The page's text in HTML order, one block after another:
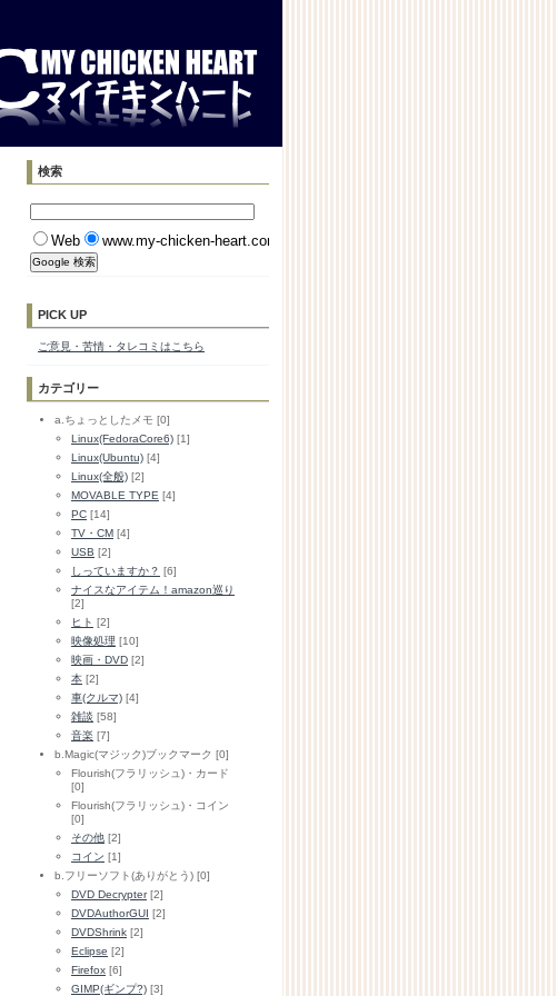
検索
Web www.my-chicken-heart.com
PICK UP
ご意見・苦情・タレコミはこちら
カテゴリー
a.ちょっとしたメモ [0]
Linux(FedoraCore6) [1]
Linux(Ubuntu) [4]
Linux(全般) [2]
MOVABLE TYPE [4]
PC [14]
TV・CM [4]
USB [2]
しっていますか？ [6]
ナイスなアイテム！amazon巡り
[2]
ヒト [2]
映像処理 [10]
映画・DVD [2]
本 [2]
車(クルマ) [4]
雑談 [58]
音楽 [7]
b.Magic(マジック)ブックマーク [0]
Flourish(フラリッシュ)・カード
[0]
Flourish(フラリッシュ)・コイン
[0]
その他 [2]
コイン [1]
b.フリーソフト(ありがとう) [0]
DVD Decrypter[2]
DVDAuthorGUI [2]
DVDShrink [2]
Eclipse [2]
Firefox [6]
GIMP(ギンプ?) [3]